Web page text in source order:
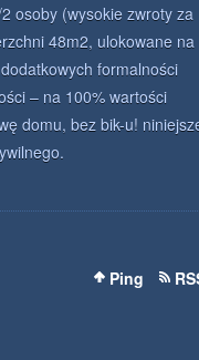
osoby (wysokie zwroty za
48m2, ulokowane na
formalności
– na 100% wartości
domu, bez bik-u!
Ping